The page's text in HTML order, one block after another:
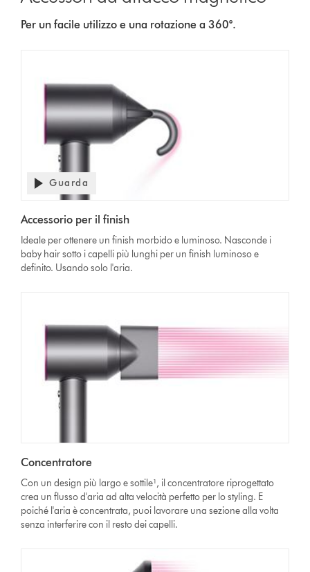
Per un facile utilizzo e una rotazione a 360°.
Transcript
Apri
trascrizione
Guarda
Accessorio per il finish
Ideale per ottenere un finish morbido e luminoso. Nasconde i
baby hair sotto i capelli più lunghi per un finish luminoso e
definito. Usando solo l'aria.
Concentratore
Con un design più largo e sottile¹, il concentratore riprogettato
crea un flusso d'aria ad alta velocità perfetto per lo styling. E
poiché l'aria è concentrata, puoi lavorare una sezione alla volta
senza interferire con il resto dei capelli.